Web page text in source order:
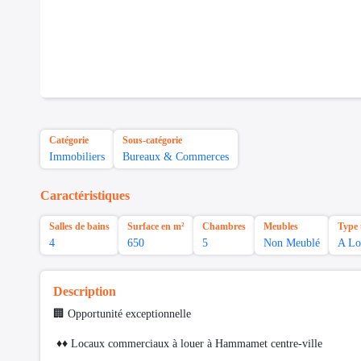
Catégorie
Immobiliers
Sous-catégorie
Bureaux & Commerces
Caractéristiques
Salles de bains
4
Surface en m²
650
Chambres
5
Meubles
Non Meublé
Type
A
Description
🏢 Opportunité exceptionnelle
♦️♦️ Locaux commerciaux à louer à Hammamet centre-ville